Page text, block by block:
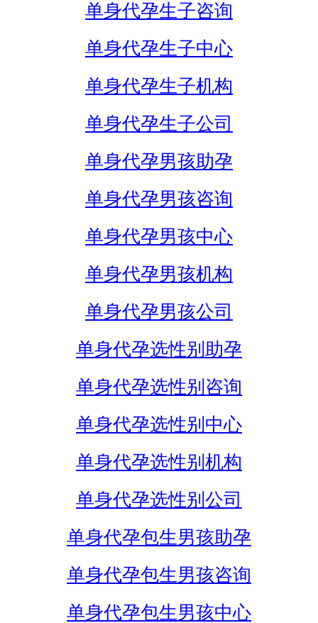
单身代孕生子咨询
单身代孕生子中心
单身代孕生子机构
单身代孕生子公司
单身代孕男孩助孕
单身代孕男孩咨询
单身代孕男孩中心
单身代孕男孩机构
单身代孕男孩公司
单身代孕选性别助孕
单身代孕选性别咨询
单身代孕选性别中心
单身代孕选性别机构
单身代孕选性别公司
单身代孕包生男孩助孕
单身代孕包生男孩咨询
单身代孕包生男孩中心